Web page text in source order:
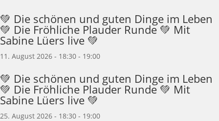
💚 Die schönen und guten Dinge im Leben
💚 Die Fröhliche Plauder Runde 💚 Mit
Sabine Lüers live 💚
11. August 2026 - 18:30 - 19:00
💚 Die schönen und guten Dinge im Leben
💚 Die Fröhliche Plauder Runde 💚 Mit
Sabine Lüers live 💚
25. August 2026 - 18:30 - 19:00